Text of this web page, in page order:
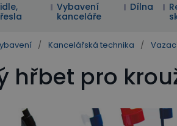
Vybavení
kanceláře
Dílna
/ Kancelářská technika /
hřbet pro